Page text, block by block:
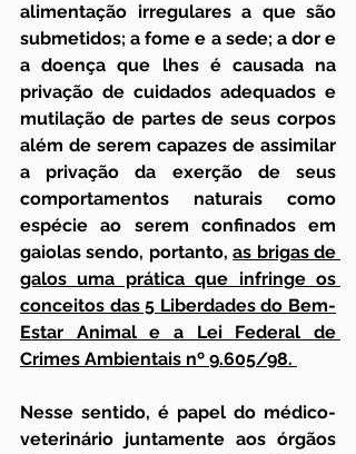
alimentação irregulares a que são
submetidos; a fome e a sede; a dor e
a doença que lhes é causada na
privação de cuidados adequados e
mutilação de partes de seus corpos
além de serem capazes de assimilar
a privação da exerção de seus
comportamentos naturais como
espécie ao serem confinados em
gaiolas sendo, portanto, as brigas de
galos uma prática que infringe os
conceitos das 5 Liberdades do Bem-
Estar Animal e a Lei Federal de
Crimes Ambientais nº 9.605/98.
Nesse sentido, é papel do médico-
veterinário juntamente aos órgãos